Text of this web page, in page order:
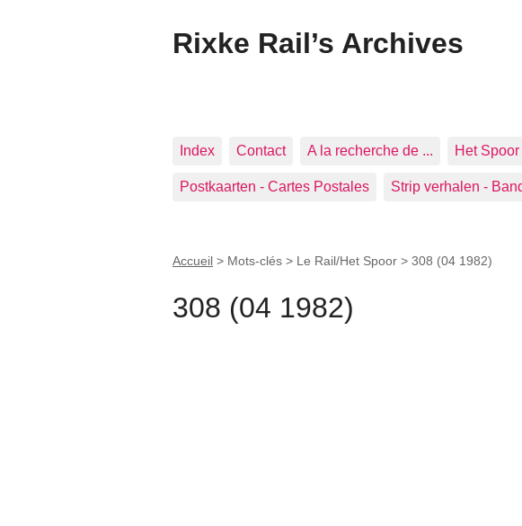
Rixke Rail’s Archives
Index Contact A la recherche de ... Het Spoor
Postkaarten - Cartes Postales Strip verhalen -
Accueil > Mots-clés > Le Rail/Het Spoor > 308 (04 1982)
308 (04 1982)